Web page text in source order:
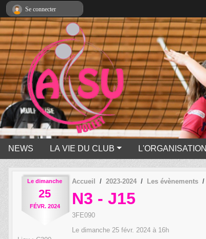
NEWS LA VIE DU CLUB L'ORGANISATION
Le dimanche
25
FÉVR. 2024
Accueil 2023-2024 Les évènements
N3 - J15
3FE090
Le dimanche 25 févr. 2024 à 16h
Se connecter
Panneau de gestion des cookies